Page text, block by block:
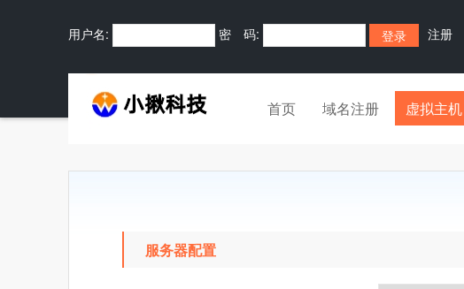
用户名: 密 码: 注册
首页 域名注册 虚拟主机
服务器配置